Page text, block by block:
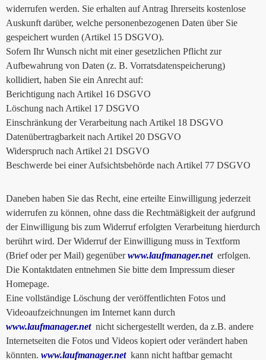
widerrufen werden. Sie erhalten auf Antrag Ihrerseits kostenlose
Auskunft darüber, welche personenbezogenen Daten über Sie
gespeichert wurden (Artikel 15 DSGVO).
Sofern Ihr Wunsch nicht mit einer gesetzlichen Pflicht zur
Aufbewahrung von Daten (z. B. Vorratsdatenspeicherung)
kollidiert, haben Sie ein Anrecht auf:
Berichtigung nach Artikel 16 DSGVO
Löschung nach Artikel 17 DSGVO
Einschränkung der Verarbeitung nach Artikel 18 DSGVO
Datenübertragbarkeit nach Artikel 20 DSGVO
Widerspruch nach Artikel 21 DSGVO
Beschwerde bei einer Aufsichtsbehörde nach Artikel 77 DSGVO
Daneben haben Sie das Recht, eine erteilte Einwilligung jederzeit
widerrufen zu können, ohne dass die Rechtmäßigkeit der aufgrund
der Einwilligung bis zum Widerruf erfolgten Verarbeitung hierdurch
berührt wird. Der Widerruf der Einwilligung muss in Textform
(Brief oder per Mail) gegenüberwww.laufmanager.neterfolgen.
Die Kontaktdaten entnehmen Sie bitte dem Impressum dieser
Homepage.
Eine vollständige Löschung der veröffentlichten Fotos und
Videoaufzeichnungen im Internet kann durch
www.laufmanager.netnicht sichergestellt werden, da z.B. andere
Internetseiten die Fotos und Videos kopiert oder verändert haben
könnten. www.laufmanager.netkann nicht haftbar gemacht